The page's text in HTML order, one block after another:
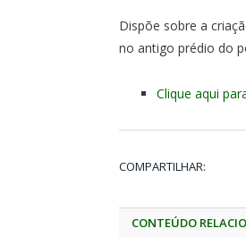
Dispõe sobre a
no antigo prédio do
Clique aqui
COMPARTILHAR:
CONTEÚDO